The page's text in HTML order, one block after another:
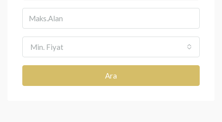
Min. Fiyat
Ara